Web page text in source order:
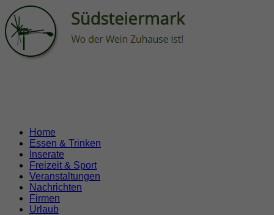
Home
Essen & Trinken
Inserate
Freizeit & Sport
Veranstaltungen
Nachrichten
Firmen
Urlaub